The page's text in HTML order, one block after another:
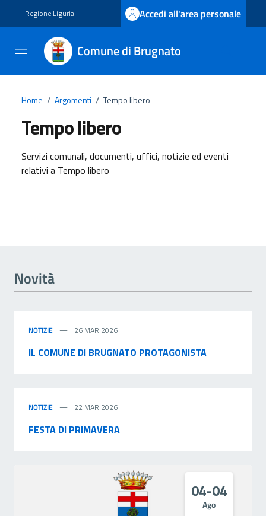
Regione Liguria Accedi all'area personale
Comune di Brugnato
Home / Argomenti / Tempo libero
Tempo libero
Dettagli dell'argomento
Servizi comunali, documenti, uffici, notizie ed eventi
relativi a Tempo libero
Novità
NOTIZIE 26 MAR 2026
IL COMUNE DI BRUGNATO PROTAGONISTA
NOTIZIE 22 MAR 2026
FESTA DI PRIMAVERA
04-04
Ago